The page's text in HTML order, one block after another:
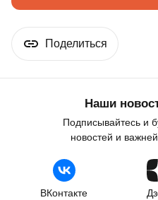
Поделиться
Наши
Подписывайтесь и
новостей и
ВКонтакте